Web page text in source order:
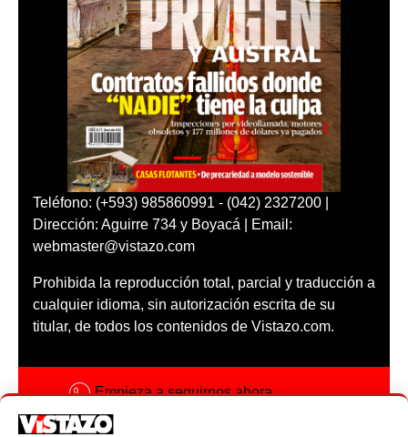
Teléfono: (+593) 985860991 - (042) 2327200 |
Dirección: Aguirre 734 y Boyacá | Email:
webmaster@vistazo.com
Prohibida la reproducción total, parcial y traducción a
cualquier idioma, sin autorización escrita de su
titular, de todos los contenidos de Vistazo.com.
Empieza a seguirnos ahora